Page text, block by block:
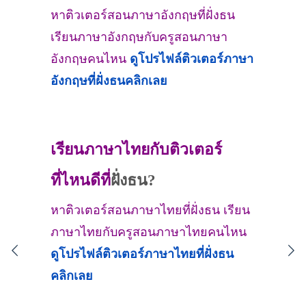
หาติวเตอร์สอนภาษาอังกฤษที่ฝั่งธน
เรียนภาษาอังกฤษกับครูสอนภาษา
อังกฤษคนไหน ดูโปรไฟล์ติวเตอร์ภาษา
อังกฤษที่ฝั่งธนคลิกเลย
เรียนภาษาไทยกับติวเตอร์
ที่ไหนดีที่ฝั่งธน?
หาติวเตอร์สอนภาษาไทยที่ฝั่งธน เรียน
ภาษาไทยกับครูสอนภาษาไทยคนไหน
ดูโปรไฟล์ติวเตอร์ภาษาไทยที่ฝั่งธน
คลิกเลย